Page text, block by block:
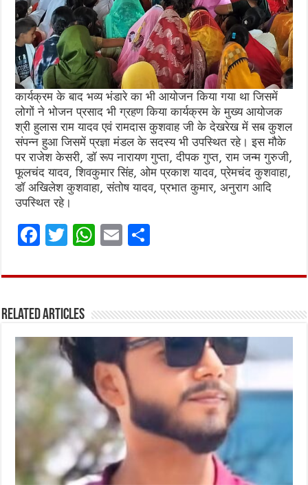
कार्यक्रम के बाद भव्य भंडारे का भी आयोजन किया गया था जिसमें
लोगों ने भोजन प्रसाद भी ग्रहण किया कार्यक्रम के मुख्य आयोजक
श्री हुलास राम यादव एवं रामदास कुशवाह जी के देखरेख में सब कुशल
संपन्न हुआ जिसमें प्रज्ञा मंडल के सदस्य भी उपस्थित रहे। इस मौके
पर राजेश केसरी, डॉ रूप नारायण गुप्ता, दीपक गुप्त, राम जन्म गुरुजी,
फूलचंद यादव, शिवकुमार सिंह, ओम प्रकाश यादव, प्रेमचंद कुशवाहा,
डॉ अखिलेश कुशवाहा, संतोष यादव, प्रभात कुमार, अनुराग आदि
उपस्थित रहे।
F
ce
b
o
o
k
T
it
te
r
W
at
A
p
p
E
ai ar
Related Articles